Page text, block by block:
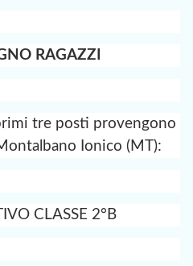
RAGAZZI
tre posti provengono
Ionico (MT):
CLASSE 2°B